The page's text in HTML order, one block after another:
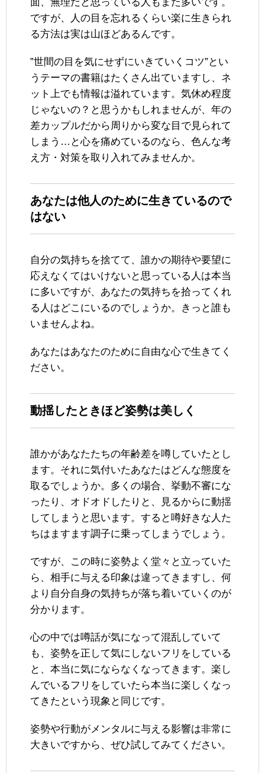
ですが、人の目を忘れるくらい楽に生きられ
る方法は実は山ほどあるんです。
”世間の目を気にせずにいきていくコツ”とい
うテーマの書籍はたくさん出ていますし、ネ
ット上でも情報は溢れています。気休め程度
じゃないの？と思うかもしれませんが、年の
差カップルだから周りから変な目で見られて
しまう…と心を痛めているのなら、色んな考
え方・対策を取り入れてみませんか。
あなたは他人のために生きているので
はない
自分の気持ちを捨てて、誰かの期待や要望に
応えなくてはいけないと思っている人は本当
に多いですが、あなたの気持ちを拾ってくれ
る人はどこにいるのでしょうか。きっと誰も
いませんよね。
あなたはあなたのために自由な心で生きてく
ださい。
動揺したときほど姿勢は美しく
誰かがあなたたちの年齢差を噂していたとし
ます。それに気付いたあなたはどんな態度を
取るでしょうか。多くの場合、挙動不審にな
ったり、オドオドしたりと、見るからに動揺
してしまうと思います。すると噂好きな人た
ちはますます調子に乗ってしまうでしょう。
ですが、この時に姿勢よく堂々と立っていた
ら、相手に与える印象は違ってきますし、何
より自分自身の気持ちが落ち着いていくのが
分かります。
心の中では噂話が気になって混乱していて
も、姿勢を正して気にしないフリをしている
と、本当に気にならなくなってきます。楽し
んでいるフリをしていたら本当に楽しくなっ
てきたという現象と同じです。
姿勢や行動がメンタルに与える影響は非常に
大きいですから、ぜひ試してみてください。